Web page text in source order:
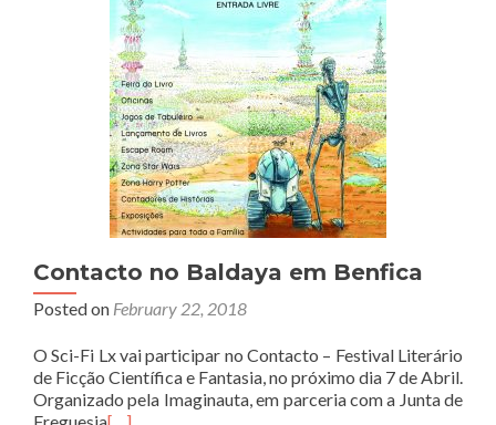
Contacto no Baldaya em Benfica
Posted on February 22, 2018
O Sci-Fi Lx vai participar no Contacto – Festival Literário
de Ficção Científica e Fantasia, no próximo dia 7 de Abril.
Organizado pela Imaginauta, em parceria com a Junta de